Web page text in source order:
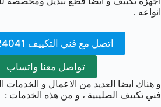
انواعه .
اتصل مع فني التكييف 62224041
تواصل معنا واتساب
و هناك ايضا العديد من الاعمال و الخدمات
فني تكييف الصليبية ، و من هذه الخدمات :